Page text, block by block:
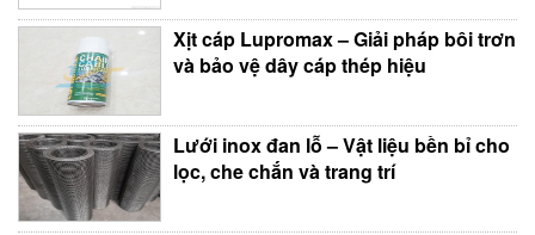
Xịt cáp Lupromax – Giải pháp bôi trơn
và bảo vệ dây cáp thép hiệu
Lưới inox đan lỗ – Vật liệu bền bỉ cho
lọc, che chắn và trang trí